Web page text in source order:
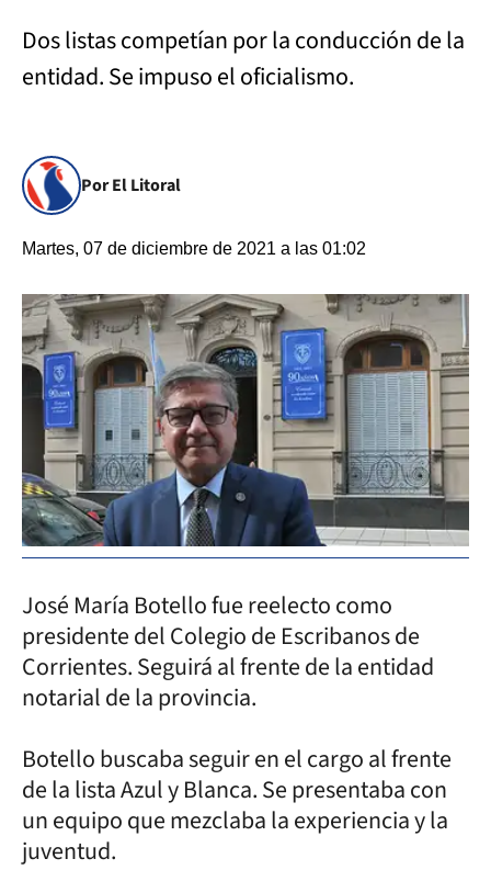
Dos listas competían por la conducción de la
entidad. Se impuso el oficialismo.
Por El Litoral
Martes, 07 de diciembre de 2021 a las 01:02
José María Botello fue reelecto como
presidente del Colegio de Escribanos de
Corrientes. Seguirá al frente de la entidad
notarial de la provincia.
Botello buscaba seguir en el cargo al frente
de la lista Azul y Blanca. Se presentaba con
un equipo que mezclaba la experiencia y la
juventud.